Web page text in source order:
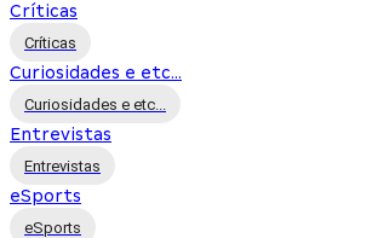
Críticas
Críticas
Curiosidades e etc...
Curiosidades e etc...
Entrevistas
Entrevistas
eSports
eSports